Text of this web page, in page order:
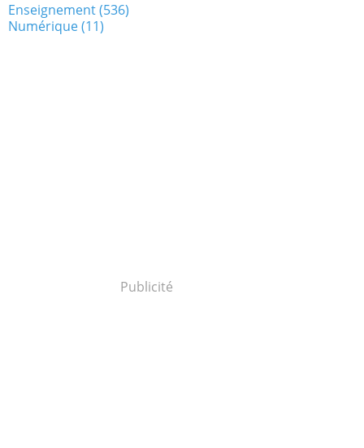
Enseignement(536)
Numérique(11)
Publicité